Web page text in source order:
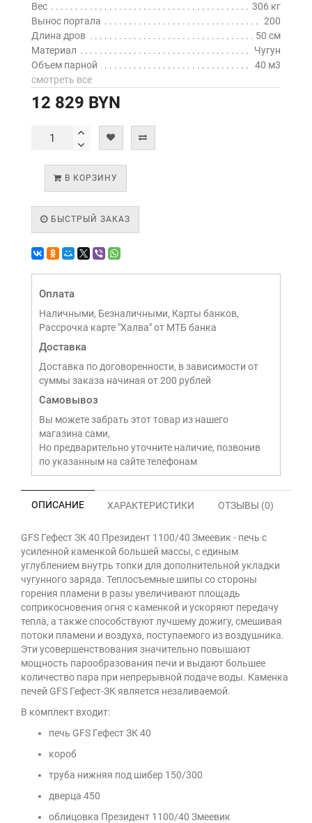
Вес
306 кг
Вынос портала
200
Длина дров
50 см
Материал
Чугун
Объем парной
40 м3
смотреть все
12 829 BYN
В КОРЗИНУ
БЫСТРЫЙ ЗАКАЗ
Оплата
Наличными, Безналичными, Карты банков,
Рассрочка карте "Халва" от МТБ банка
Доставка
Доставка по договоренности, в зависимости от
суммы заказа начиная от 200 рублей
Самовывоз
Вы можете забрать этот товар из нашего
магазина сами,
Но предварительно уточните наличие, позвонив
по указанным на сайте телефонам
ОПИСАНИЕ ХАРАКТЕРИСТИКИ ОТЗЫВЫ (0)
GFS Гефест ЗК 40 Президент 1100/40 Змеевик - печь с
усиленной каменкой большей массы, с единым
углублением внутрь топки для дополнительной укладки
чугунного заряда. Теплосъемные шипы со стороны
горения пламени в разы увеличивают площадь
соприкосновения огня с каменкой и ускоряют передачу
тепла, а также способствуют лучшему дожигу, смешивая
потоки пламени и воздуха, поступаемого из воздушника.
Эти усовершенствования значительно повышают
мощность парообразования печи и выдают большее
количество пара при непрерывной подаче воды. Каменка
печей GFS Гефест-ЗК является незаливаемой.
В комплект входит:
печь GFS Гефест ЗК 40
короб
труба нижняя под шибер 150/300
дверца 450
облицовка Президент 1100/40 Змеевик